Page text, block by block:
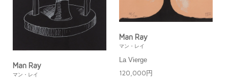
Man Ray
マン・レイ
Man Ray
マン・レイ
La Vierge
120,000円